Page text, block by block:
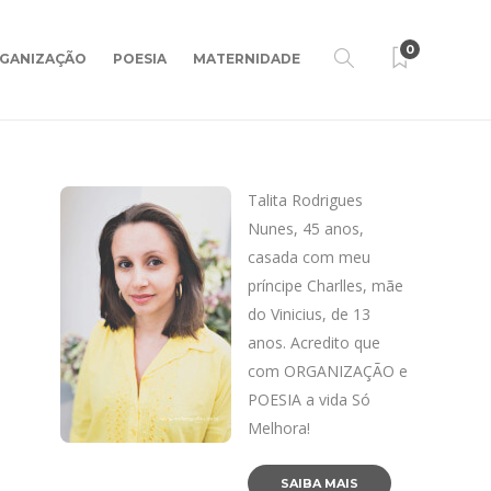
POESIA MATERNIDADE
0
Talita Rodrigues
Nunes, 45 anos,
casada com meu
príncipe Charlles, mãe
do Vinicius, de 13
anos. Acredito que
com ORGANIZAÇÃO e
POESIA a vida Só
Melhora!
SAIBA MAIS